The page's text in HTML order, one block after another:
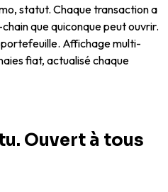
statut. Chaque transaction a
que quiconque peut ouvrir.
Affichage multi-
fiat, actualisé chaque
Ouvert à tous